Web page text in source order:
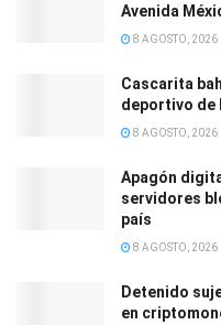
Avenida
8 AGOSTO, 2026
Cascarita
deportivo de
8 AGOSTO, 2026
Apagón
servidores
país
8 AGOSTO, 2026
Detenido
en